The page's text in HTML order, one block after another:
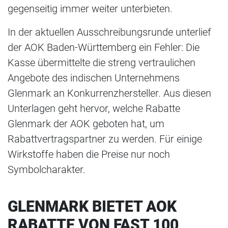
gegenseitig immer weiter unterbieten.
In der aktuellen Ausschreibungsrunde unterlief
der AOK Baden-Württemberg ein Fehler: Die
Kasse übermittelte die streng vertraulichen
Angebote des indischen Unternehmens
Glenmark an Konkurrenzhersteller. Aus diesen
Unterlagen geht hervor, welche Rabatte
Glenmark der AOK geboten hat, um
Rabattvertragspartner zu werden. Für einige
Wirkstoffe haben die Preise nur noch
Symbolcharakter.
GLENMARK BIETET AOK